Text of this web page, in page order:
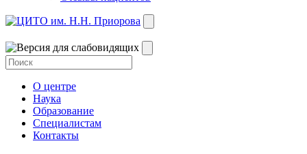
О центре
Наука
Образование
Специалистам
Контакты